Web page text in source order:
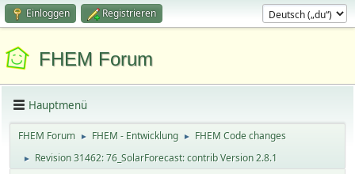
Einloggen Registrieren
FHEM Forum
Hauptmenü
FHEM Forum ► FHEM - Entwicklung ► FHEM Code changes
► Revision 31462: 76_SolarForecast: contrib Version 2.8.1